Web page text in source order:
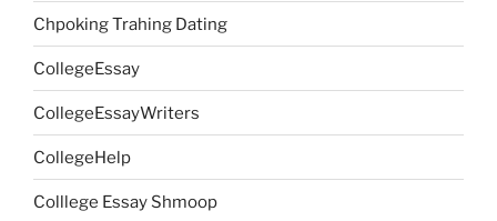
Chpoking Trahing Dating
CollegeEssay
CollegeEssayWriters
CollegeHelp
Colllege Essay Shmoop